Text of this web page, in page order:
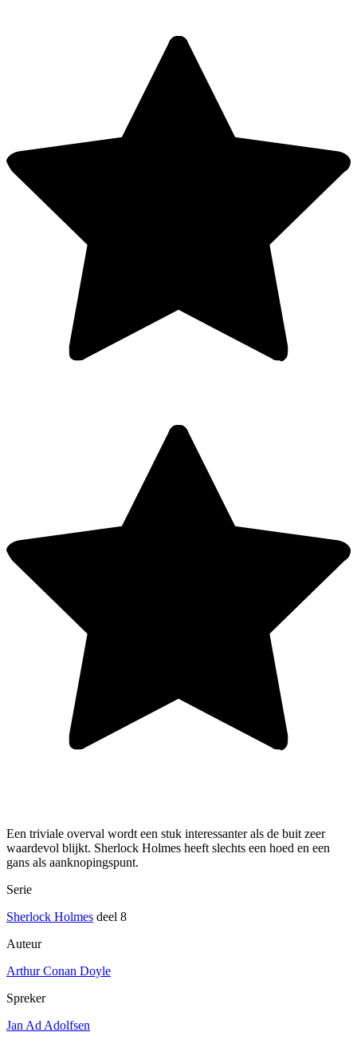
Een triviale overval wordt een stuk interessanter als de buit zeer
waardevol blijkt. Sherlock Holmes heeft slechts een hoed en een
gans als aanknopingspunt.
Serie
Sherlock Holmes deel 8
Auteur
Arthur Conan Doyle
Spreker
Jan Ad Adolfsen